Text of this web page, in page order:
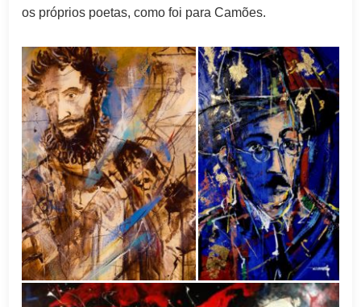
os próprios poetas, como foi para Camões.